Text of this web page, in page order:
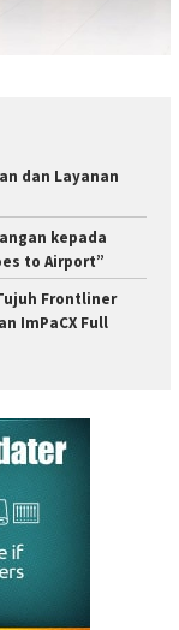
dan Layanan
kepada
to Airport”
Frontliner
ImPaCX Full